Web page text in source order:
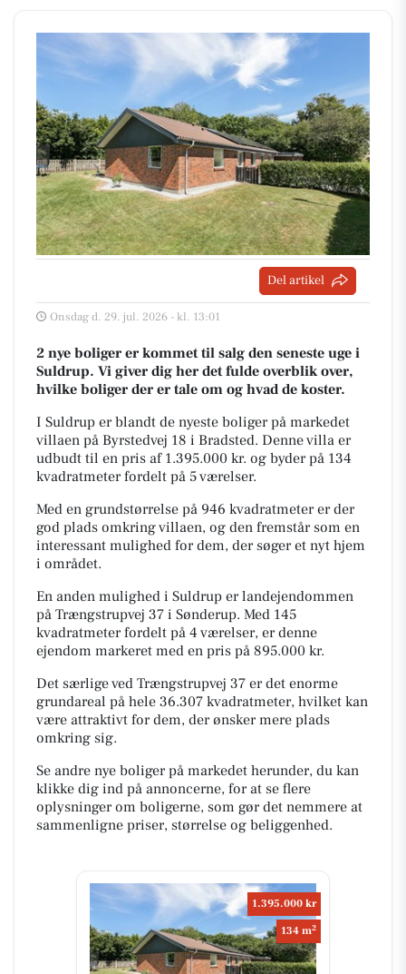
Del artikel
Onsdag d. 29. jul. 2026 - kl. 13:01
2 nye boliger er kommet til salg den seneste uge i
Suldrup. Vi giver dig her det fulde overblik over,
hvilke boliger der er tale om og hvad de koster.
I Suldrup er blandt de nyeste boliger på markedet
villaen på Byrstedvej 18 i Bradsted. Denne villa er
udbudt til en pris af 1.395.000 kr. og byder på 134
kvadratmeter fordelt på 5 værelser.
Med en grundstørrelse på 946 kvadratmeter er der
god plads omkring villaen, og den fremstår som en
interessant mulighed for dem, der søger et nyt hjem
i området.
En anden mulighed i Suldrup er landejendommen
på Trængstrupvej 37 i Sønderup. Med 145
kvadratmeter fordelt på 4 værelser, er denne
ejendom markeret med en pris på 895.000 kr.
Det særlige ved Trængstrupvej 37 er det enorme
grundareal på hele 36.307 kvadratmeter, hvilket kan
være attraktivt for dem, der ønsker mere plads
omkring sig.
Se andre nye boliger på markedet herunder, du kan
klikke dig ind på annoncerne, for at se flere
oplysninger om boligerne, som gør det nemmere at
sammenligne priser, størrelse og beliggenhed.
1.395.000 kr
134 m2